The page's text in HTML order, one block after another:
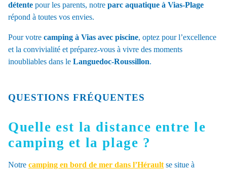
détente pour les parents, notre parc aquatique à Vias-Plage
répond à toutes vos envies.
Pour votre camping à Vias avec piscine, optez pour l’excellence
et la convivialité et préparez-vous à vivre des moments
inoubliables dans le Languedoc-Roussillon.
QUESTIONS FRÉQUENTES
Quelle est la distance entre le
camping et la plage ?
Notre camping en bord de mer dans l’Héraultse situe à